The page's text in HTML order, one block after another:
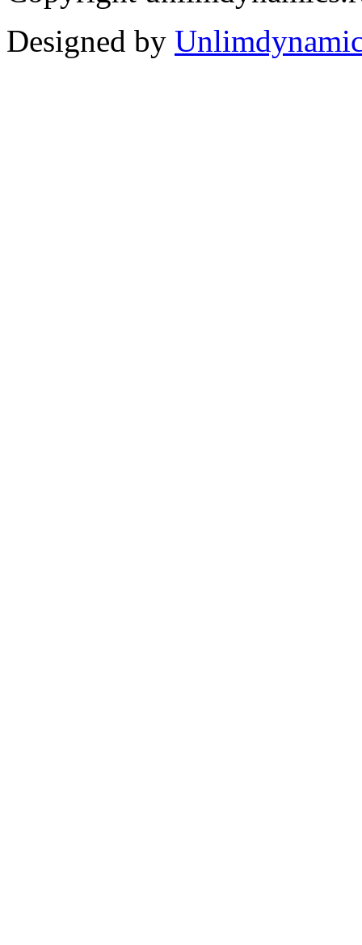
Designed by